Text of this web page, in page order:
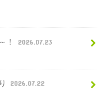
！ 2026.07.23
2026.07.22